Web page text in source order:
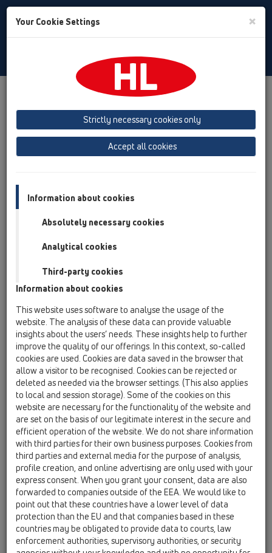
Toggle
Panoramica del Prodotto
Panoramica del Prodotto
02 Lavabi
Accessori
HL01001D
02 Lavabi / Accessori / Parti di ricambio / HL01001D
HL01007D
02 Lavabi / Accessori / Parti di ricambio / HL01007D
Guarnizione a cuneo T30 bianca
HL01069D
02 Lavabi / Accessori / Parti di ricambio / HL01069D
Guarnizione a cuneo K30 nera
HL015.1.2E
02 Lavabi / Accessori / Parti di ricambio / HL015.1.2E
Tappo 5/4" con catena 48cm e portacatena
HL034.1E
02 Lavabi / Accessori / Parti di ricambio / HL034.1E
Tappo di protezione/prova
HL35
02 Lavabi / Accessori / Parti di ricambio / HL35
Kit lavabi composto da piastra di montaggio
preforata HL44, curva tecnica HL34, doppi
attacchi alimentazione acqua in ottone
cromato, 2pz. HL42
Your Cookie Settings ×
Strictly necessary cookies only
Accept all cookies
Information about cookies
Absolutely necessary cookies
Analytical cookies
Third-party cookies
Information about cookies
This website uses software to analyse the usage of the
website. The analysis of these data can provide valuable
insights about the users’ needs. These insights help to further
improve the quality of our offerings. In this context, so-called
cookies are used. Cookies are data saved in the browser that
allow a visitor to be recognised. Cookies can be rejected or
deleted as needed via the browser settings. (This also applies
to local and session storage). Some of the cookies on this
website are necessary for the functionality of the website and
are set on the basis of our legitimate interest in the secure and
efficient operation of the website. We do not share information
with third parties for their own business purposes. Cookies from
third parties and external media for the purpose of analysis,
profile creation, and online advertising are only used with your
express consent. When you grant your consent, data are also
forwarded to companies outside of the EEA. We would like to
point out that these countries have a lower level of data
protection than the EU and that companies based in these
countries may be obligated to provide data to courts, law
enforcement authorities, supervisory authorities, or security